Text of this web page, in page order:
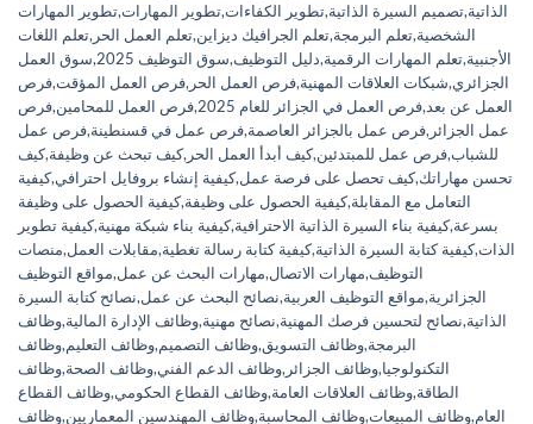
الذاتية,تصميم السيرة الذاتية,تطوير الكفاءات,تطوير المهارات,تطوير المهارات
الشخصية,تعلم البرمجة,تعلم الجرافيك ديزاين,تعلم العمل الحر ,تعلم اللغات
الأجنبية,تعلم المهارات الرقمية,دليل التوظيف,سوق التوظيف 2025 ,سوق العمل
الجزائري,شبكات العلاقات المهنية,فرص العمل الحر ,فرص العمل المؤقت,فرص
العمل عن بعد,فرص العمل في الجزائر للعام 2025 ,فرص العمل للمحامين,فرص
عمل الجزائر ,فرص عمل بالجزائر العاصمة,فرص عمل في قسنطينة,فرص عمل
للشباب,فرص عمل للمبتدئين,كيف أبدأ العمل الحر ,كيف تبحث عن وظيفة,كيف
تحسن مهاراتك,كيف تحصل على فرصة عمل,كيفية إنشاء بروفايل احترافي,كيفية
التعامل مع المقابلة,كيفية الحصول على وظيفة,كيفية الحصول على وظيفة
بسرعة,كيفية بناء السيرة الذاتية الاحترافية,كيفية بناء شبكة مهنية,كيفية تطوير
الذات,كيفية كتابة السيرة الذاتية,كيفية كتابة رسالة تغطية,مقابلات العمل,منصات
التوظيف,مهارات الاتصال,مهارات البحث عن عمل,مواقع التوظيف
الجزائرية,مواقع التوظيف العربية,نصائح البحث عن عمل,نصائح كتابة السيرة
الذاتية,نصائح لتحسين فرصك المهنية,نصائح مهنية,وظائف الإدارة المالية,وظائف
البرمجة,وظائف التسويق,وظائف التصميم,وظائف التعليم,وظائف
التكنولوجيا,وظائف الجزائر ,وظائف الدعم الفني,وظائف الصحة,وظائف
الطاقة,وظائف العلاقات العامة,وظائف القطاع الحكومي,وظائف القطاع
العام,وظائف المبيعات,وظائف المحاسبة,وظائف المهندسين المعماريين,وظائف